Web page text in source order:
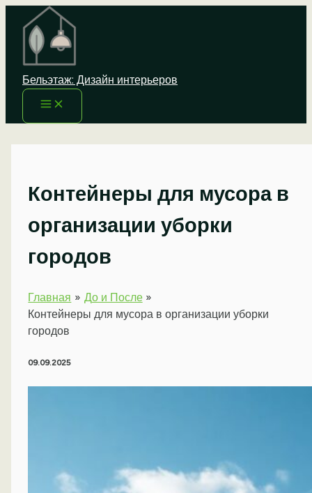
Перейти
содержимому
Бельэтаж: Дизайн интерьеров
Контейнеры для мусора в
организации уборки
городов
Главная
До и После
Контейнеры для мусора в организации уборки
городов
09.09.2025